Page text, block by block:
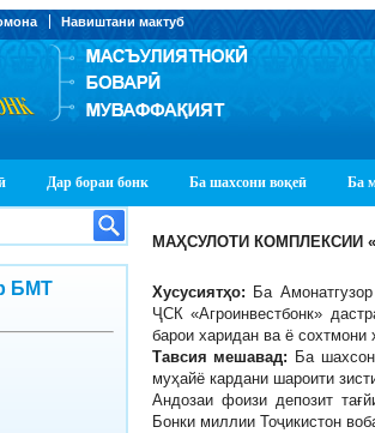
Навиштани мактуб
Дар бораи бонк Ба шахсони воқеӣ Ба
БМТ
МАҲСУЛОТИ КОМПЛЕКСИИ
Хусусиятҳо: Ба
ҶCК «Агроинвестбонк»
барои харидан ва ё сохтмони
Тавсия мешавад: Ба
муҳайё кардани шароити
Андозаи фоизи депозит
Бонки миллии Тоҷикистон